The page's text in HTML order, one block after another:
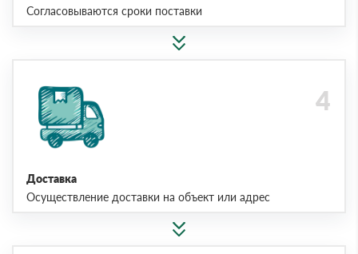
Согласовываются сроки поставки
Доставка
Осуществление доставки на объект или адрес